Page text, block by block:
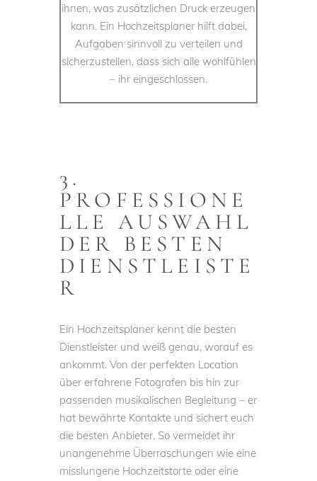
ihnen, was zusätzlichen Druck erzeugen
kann. Ein Hochzeitsplaner hilft dabei,
Aufgaben sinnvoll zu verteilen und
sicherzustellen, dass sich alle wohlfühlen
– ihr eingeschlossen.
3.
PROFESSIONE
LLE AUSWAHL
DER BESTEN
DIENSTLEISTE
R
Ein Hochzeitsplaner kennt die besten
Dienstleister und weiß genau, worauf es
ankommt. Von der perfekten Location
über erfahrene Fotografen bis hin zur
passenden musikalischen Begleitung – er
hat bewährte Kontakte und sichert euch
die besten Anbieter. So vermeidet ihr
unangenehme Überraschungen wie eine
misslungene Hochzeitstorte oder eine